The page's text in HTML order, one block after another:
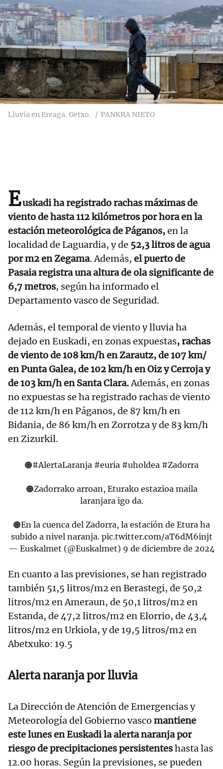
Lluvia en Ereaga. Getxo. PANKRA NIETO
Euskadi ha registrado rachas máximas de
viento de hasta 112 kilómetros por hora en la
estación meteorológica de Páganos,en la
localidad de Laguardia, y de 52,3 litros de agua
por m2 en Zegama. Además, el puerto de
Pasaia registra una altura de ola significante de
6,7 metros, según ha informado el
Departamento vasco de Seguridad.
Además, el temporal de viento y lluvia ha
dejado en Euskadi, en zonas expuestas, rachas
de viento de 108 km/h en Zarautz, de 107 km/
en Punta Galea, de 102 km/h en Oiz y Cerroja y
de 103 km/h en Santa Clara.Además, en zonas
no expuestas se ha registrado rachas de viento
de 112 km/h en Páganos, de 87 km/h en
Bidania, de 86 km/h en Zorrotza y de 83 km/h
en Zizurkil.
🟠#AlertaLaranja #euria #uholdea #Zadorra
🟠Zadorrako arroan, Eturako estazioa maila
laranjara igo da.
🟠En la cuenca del Zadorra, la estación de Etura ha
subido a nivel naranja. pic.twitter.com/aT6dM6injt
— Euskalmet (@Euskalmet) 9 de diciembre de 2024
En cuanto a las previsiones, se han registrado
también 51,5 litros/m2 en Berastegi, de 50,2
litros/m2 en Ameraun, de 50,1 litros/m2 en
Estanda, de 47,2 litros/m2 en Elorrio, de 43,4
litros/m2 en Urkiola, y de 19,5 litros/m2 en
Abetxuko: 19.5
Alerta naranja por lluvia
La Dirección de Atención de Emergencias y
Meteorología del Gobierno vasco mantiene
este lunes en Euskadi la alerta naranja por
riesgo de precipitaciones persistenteshasta las
12.00 horas. Según la previsiones, se pueden